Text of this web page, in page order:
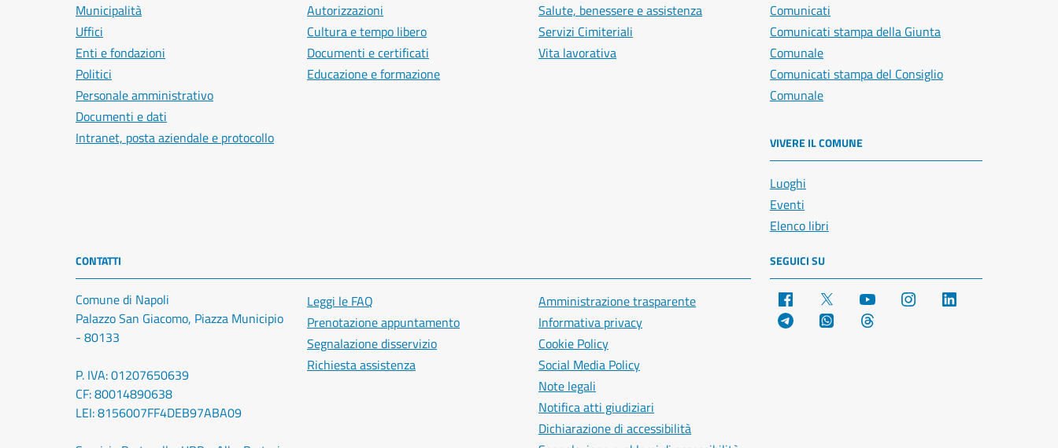
Municipalità
Uffici
Enti e fondazioni
Politici
Personale amministrativo
Documenti e dati
Intranet, posta aziendale e protocollo
Autorizzazioni
Cultura e tempo libero
Documenti e certificati
Educazione e formazione
Salute, benessere e assistenza
Servizi Cimiteriali
Vita lavorativa
Comunicati
Comunicati stampa della Giunta
Comunale
Comunicati stampa del Consiglio
Comunale
VIVERE IL COMUNE
Luoghi
Eventi
Elenco libri
CONTATTI
Comune di Napoli
Palazzo San Giacomo, Piazza Municipio
- 80133
P. IVA: 01207650639
CF: 80014890638
LEI: 8156007FF4DEB97ABA09
Leggi le FAQ
Prenotazione appuntamento
Segnalazione disservizio
Richiesta assistenza
Amministrazione trasparente
Informativa privacy
Cookie Policy
Social Media Policy
Note legali
Notifica atti giudiziari
Dichiarazione di accessibilità
SEGUICI SU
Facebook YouTube Instagram
Telegram WhatsApp